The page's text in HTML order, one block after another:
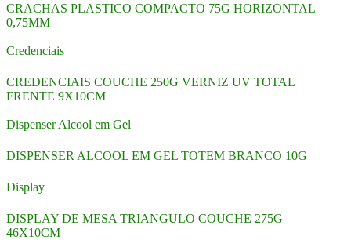
CRACHAS PLASTICO COMPACTO 75G HORIZONTAL
0,75MM
Credenciais
CREDENCIAIS COUCHE 250G VERNIZ UV TOTAL
FRENTE 9X10CM
Dispenser Alcool em Gel
DISPENSER ALCOOL EM GEL TOTEM BRANCO 10G
Display
DISPLAY DE MESA TRIANGULO COUCHE 275G
46X10CM